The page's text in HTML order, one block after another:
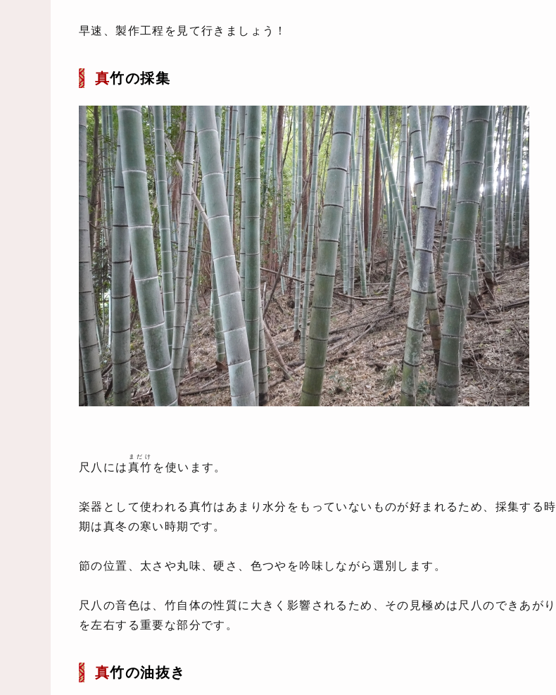
早速、製作工程を見て行きましょう！
真竹の採集
尺八には真竹
まだけ
を使います。
楽器として使われる真竹はあまり水分をもっていないものが好まれるため、採集する時
期は真冬の寒い時期です。
節の位置、太さや丸味、硬さ、色つやを吟味しながら選別します。
尺八の音色は、竹自体の性質に大きく影響されるため、その見極めは尺八のできあがり
を左右する重要な部分です。
真竹の油抜き